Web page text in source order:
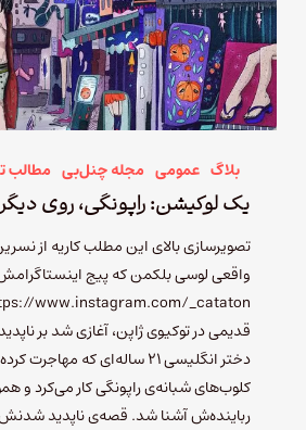
بلاگ عمومی مجله چنل‌بی مطالب
یک لوکیشن: راپونگی، روی
تصویرسازی بالای این مطلب کاریه از
واقعی لوسی بلکمن که پیج
قدیمی در توکیوی ژاپن، آغازی شد بر
دختر انگلیسی ۲۱ ساله‌ای که
کلوب‌های شبانه‌ی راپونگی کار می‌کرد و
رباینده‌ش آشنا شد. قصه‌ی ناپدید